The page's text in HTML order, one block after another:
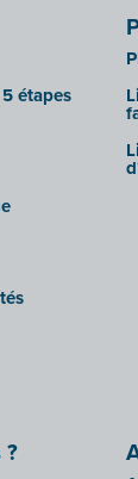
étapes